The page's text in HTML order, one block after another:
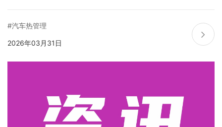
#汽车热管理
2026年03月31日